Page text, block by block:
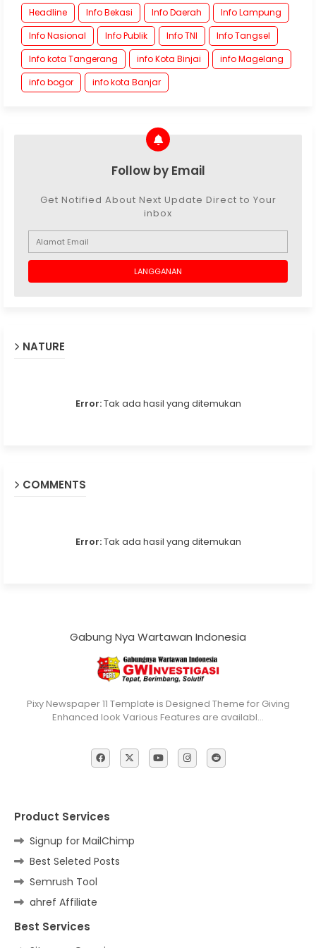
Headline
Info Bekasi Info Daerah
Info Lampung
Info Nasional
Info Publik Info TNI
Info Tangsel
Info kota Tangerang
info Kota Binjai
info Magelang
info bogor
info kota Banjar
Follow by Email
Get Notified About Next Update Direct to Your
inbox
NATURE
Error:Tak ada hasil yang ditemukan
COMMENTS
Error:Tak ada hasil yang ditemukan
Gabung Nya Wartawan Indonesia
Pixy Newspaper 11 Template is Designed Theme for Giving
Enhanced look Various Features are availabl…
Product Services
Signup for MailChimp
Best Seleted Posts
Semrush Tool
ahref Affiliate
Best Services